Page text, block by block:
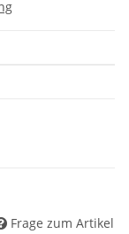
Frage zum Artikel